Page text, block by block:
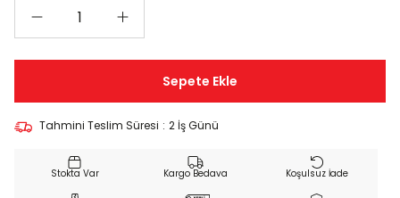
Tahmini Teslim Süresi : 2 İş Günü
Kargo Bedava Koşulsuz İade